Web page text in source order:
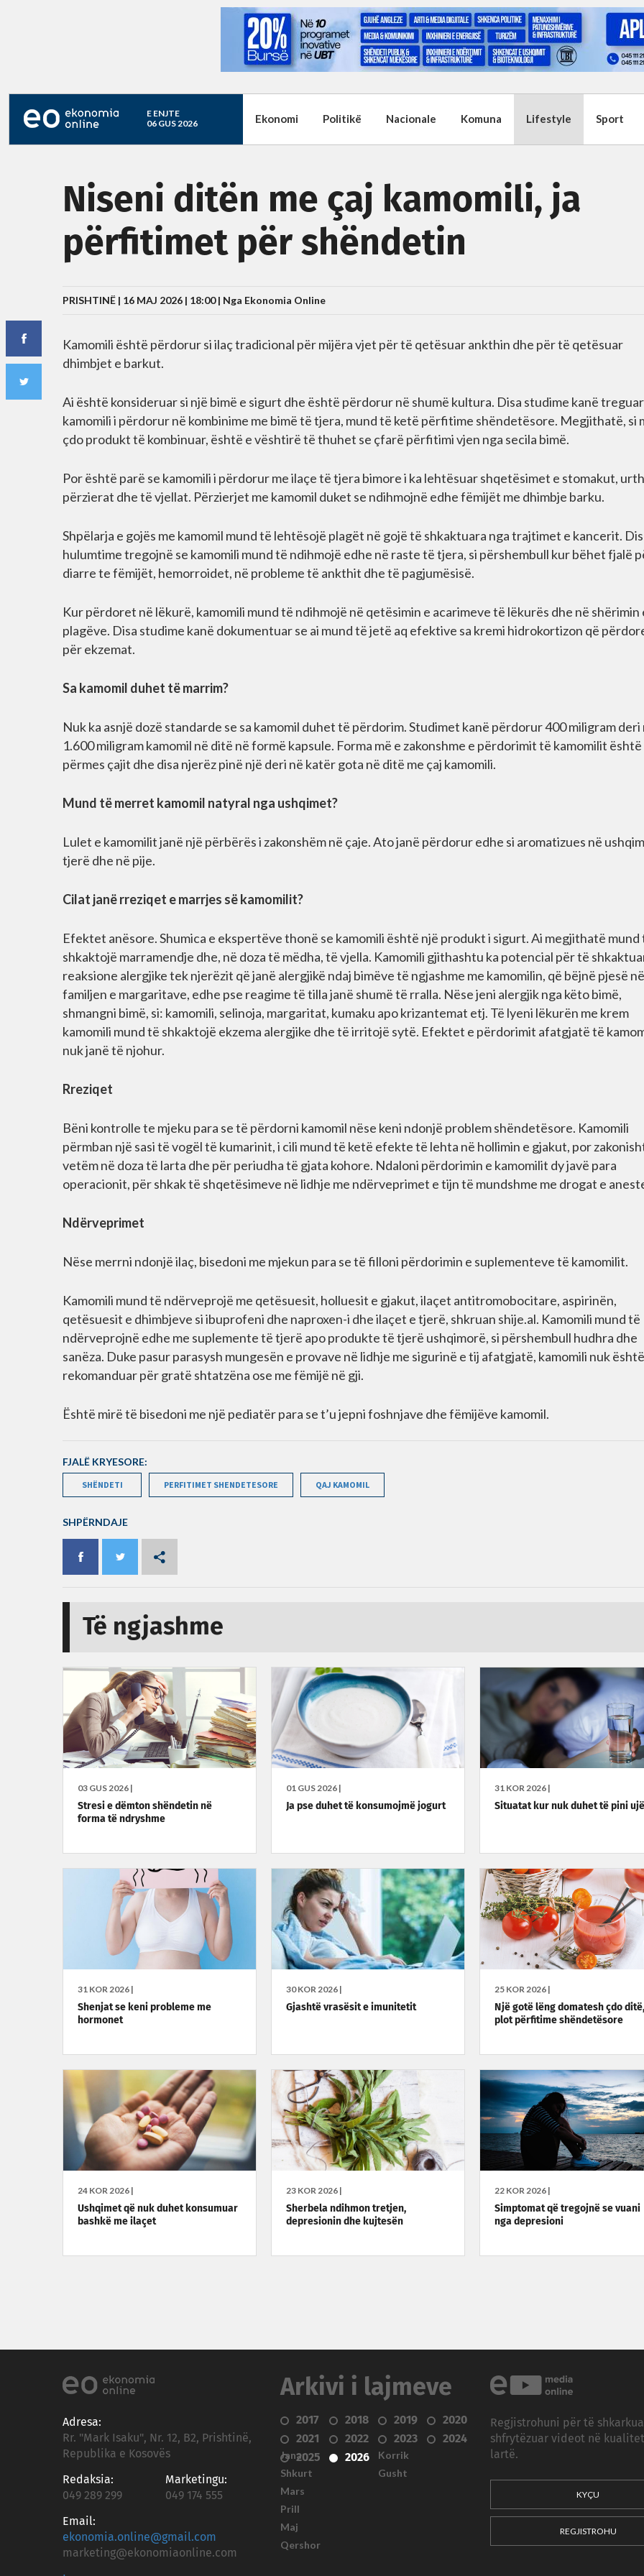
E ENJTE
06 GUS 2026
Ekonomi Politikë Nacionale Komuna Lifestyle Sport
Niseni ditën me çaj kamomili, ja
përfitimet për shëndetin
PRISHTINË | 16 MAJ 2026 | 18:00 | Nga Ekonomia Online
Kamomili është përdorur si ilaç tradicional për mijëra vjet për të qetësuar ankthin dhe për të qetësuar
dhimbjet e barkut.
Ai është konsideruar si një bimë e sigurt dhe është përdorur në shumë kultura. Disa studime kanë
kamomili i përdorur në kombinime me bimë të tjera, mund të ketë përfitime shëndetësore. Megjithatë, si
çdo produkt të kombinuar, është e vështirë të thuhet se çfarë përfitimi vjen nga secila bimë.
Por është parë se kamomili i përdorur me ilaçe të tjera bimore i ka lehtësuar shqetësimet e stomakut,
përzierat dhe të vjellat. Përzierjet me kamomil duket se ndihmojnë edhe fëmijët me dhimbje barku.
Shpëlarja e gojës me kamomil mund të lehtësojë plagët në gojë të shkaktuara nga trajtimet e kancerit.
hulumtime tregojnë se kamomili mund të ndihmojë edhe në raste të tjera, si përshembull kur bëhet fjalë
diarre te fëmijët, hemorroidet, në probleme të ankthit dhe të pagjumësisë.
Kur përdoret në lëkurë, kamomili mund të ndihmojë në qetësimin e acarimeve të lëkurës dhe në shërimin
plagëve. Disa studime kanë dokumentuar se ai mund të jetë aq efektive sa kremi hidrokortizon që
për ekzemat.
Sa kamomil duhet të marrim?
Nuk ka asnjë dozë standarde se sa kamomil duhet të përdorim. Studimet kanë përdorur 400 miligram deri
1.600 miligram kamomil në ditë në formë kapsule. Forma më e zakonshme e përdorimit të kamomilit është
përmes çajit dhe disa njerëz pinë një deri në katër gota në ditë me çaj kamomili.
Mund të merret kamomil natyral nga ushqimet?
Lulet e kamomilit janë një përbërës i zakonshëm në çaje. Ato janë përdorur edhe si aromatizues në
tjerë dhe në pije.
Cilat janë rreziqet e marrjes së kamomilit?
Efektet anësore. Shumica e ekspertëve thonë se kamomili është një produkt i sigurt. Ai megjithatë mund
shkaktojë marramendje dhe, në doza të mëdha, të vjella. Kamomili gjithashtu ka potencial për të
reaksione alergjike tek njerëzit që janë alergjikë ndaj bimëve të ngjashme me kamomilin, që bëjnë pjesë në
familjen e margaritave, edhe pse reagime të tilla janë shumë të rralla. Nëse jeni alergjik nga këto bimë,
shmangni bimë, si: kamomili, selinoja, margaritat, kumaku apo krizantemat etj. Të lyeni lëkurën me krem
kamomili mund të shkaktojë ekzema alergjike dhe të irritojë sytë. Efektet e përdorimit afatgjatë të
nuk janë të njohur.
Rreziqet
Bëni kontrolle te mjeku para se të përdorni kamomil nëse keni ndonjë problem shëndetësore. Kamomili
përmban një sasi të vogël të kumarinit, i cili mund të ketë efekte të lehta në hollimin e gjakut, por
vetëm në doza të larta dhe për periudha të gjata kohore. Ndaloni përdorimin e kamomilit dy javë para
operacionit, për shkak të shqetësimeve në lidhje me ndërveprimet e tijn të mundshme me drogat e
Ndërveprimet
Nëse merrni ndonjë ilaç, bisedoni me mjekun para se të filloni përdorimin e suplementeve të kamomilit.
Kamomili mund të ndërveprojë me qetësuesit, holluesit e gjakut, ilaçet antitromobocitare, aspirinën,
qetësuesit e dhimbjeve si ibuprofeni dhe naproxen-i dhe ilaçet e tjerë, shkruan shije.al. Kamomili mund të
ndërveprojnë edhe me suplemente të tjerë apo produkte të tjerë ushqimorë, si përshembull hudhra dhe
sanëza. Duke pasur parasysh mungesën e provave në lidhje me sigurinë e tij afatgjatë, kamomili nuk
rekomanduar për gratë shtatzëna ose me fëmijë në gji.
Është mirë të bisedoni me një pediatër para se t’u jepni foshnjave dhe fëmijëve kamomil.
FJALË KRYESORE:
SHËNDETI PERFITIMET SHENDETESORE QAJ KAMOMIL
SHPËRNDAJE
Të ngjashme
03 GUS 2026 |
Stresi e dëmton shëndetin në
forma të ndryshme
01 GUS 2026 |
Ja pse duhet të konsumojmë jogurt
31 KOR 2026 |
Situatat kur nuk duhet të pini ujë
31 KOR 2026 |
Shenjat se keni probleme me
hormonet
30 KOR 2026 |
Gjashtë vrasësit e imunitetit
25 KOR 2026 |
Një gotë lëng domatesh çdo ditë,
plot përfitime shëndetësore
24 KOR 2026 |
Ushqimet që nuk duhet konsumuar
bashkë me ilaçet
23 KOR 2026 |
Sherbela ndihmon tretjen,
depresionin dhe kujtesën
22 KOR 2026 |
Simptomat që tregojnë se vuani
nga depresioni
Adresa:
Rr. "Mark Isaku", Nr. 12, B2, Prishtinë,
Republika e Kosovës
Redaksia:
049 289 299
Marketingu:
049 174 555
Email:
ekonomia.online@gmail.com
marketing@ekonomiaonline.com
Arkivi i lajmeve
2017 2018 2019
2020
2021
2022 2023
2024
2025
2026
Janar
Shkurt
Mars
Prill
Maj
Qershor
Korrik
Gusht
Regjistrohuni për të
shfrytëzuar videot në
lartë.
KYÇU
REGJISTROHU